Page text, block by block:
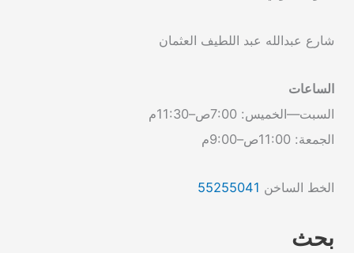
شارع عبدالله عبد اللطيف العثمان
الساعات
السبت—الخميس: 7:00ص–11:30م
الجمعة: 11:00ص–9:00م
الخط الساخن 55255041
بحث